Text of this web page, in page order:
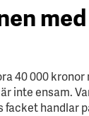
40 000
inte ensam.
facket handlar